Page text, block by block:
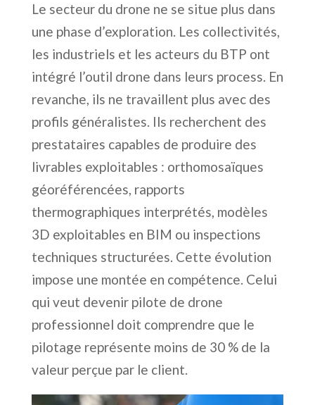
Le secteur du drone ne se situe plus dans
une phase d’exploration. Les collectivités,
les industriels et les acteurs du BTP ont
intégré l’outil drone dans leurs process. En
revanche, ils ne travaillent plus avec des
profils généralistes. Ils recherchent des
prestataires capables de produire des
livrables exploitables : orthomosaïques
géoréférencées, rapports
thermographiques interprétés, modèles
3D exploitables en BIM ou inspections
techniques structurées. Cette évolution
impose une montée en compétence. Celui
qui veut devenir pilote de drone
professionnel doit comprendre que le
pilotage représente moins de 30 % de la
valeur perçue par le client.